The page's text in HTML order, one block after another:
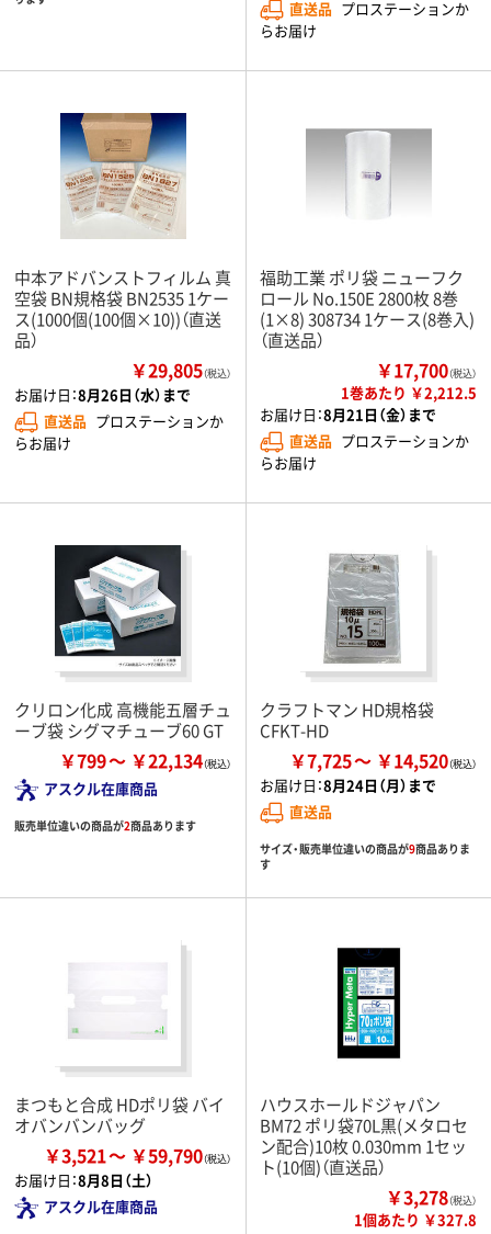
直送品 プロステーションか
らお届け
中本アドバンストフィルム 真
空袋 BN規格袋 BN2535 1ケー
ス(1000個(100個×10))（直送
品）
￥29,805（税込）
お届け日：8月26日（水）まで
直送品 プロステーションか
らお届け
福助工業 ポリ袋 ニューフク
ロール No.150E 2800枚 8巻
(1×8) 308734 1ケース(8巻入)
（直送品）
￥17,700（税込）
1巻あたり ￥2,212.5
お届け日：8月21日（金）まで
直送品 プロステーションか
らお届け
クリロン化成 高機能五層チュ
ーブ袋 シグマチューブ60 GT
￥799 ￥22,134
アスクル在庫商品
販売単位違いの商品が2商品あります
クラフトマン HD規格袋
CFKT-HD
￥7,725 ￥14,520
お届け日：8月24日（月）まで
直送品
サイズ・販売単位違いの商品が9商品ありま
す
まつもと合成 HDポリ袋 バイ
オバンバンバッグ
￥3,521 ￥59,790
お届け日：8月8日（土）
アスクル在庫商品
ハウスホールドジャパン
BM72 ポリ袋70L黒(メタロセ
ン配合)10枚 0.030mm 1セッ
ト(10個)（直送品）
￥3,278（税込）
1個あたり ￥327.8